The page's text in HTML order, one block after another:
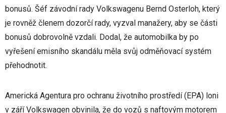
bonusů. Šéf závodní rady Volkswagenu Bernd Osterloh, který
je rovněž členem dozorčí rady, vyzval manažery, aby se části
bonusů dobrovolně vzdali. Dodal, že automobilka by po
vyřešení emisního skandálu měla svůj odměňovací systém
přehodnotit.
Americká Agentura pro ochranu životního prostředí (EPA) loni
v září Volkswagen obvinila, že do vozů s naftovým motorem